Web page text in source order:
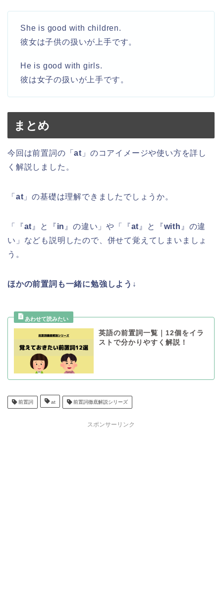
She is good with children.
彼女は子供の扱いが上手です。
He is good with girls.
彼は女子の扱いが上手です。
まとめ
今回は前置詞の「at 」のコアイメージや使い方を詳し
く解説しました。
「 at 」の基礎は理解できましたでしょうか。
「『at』と『in 』の違い」や「『at』と『with 』の違
い」なども説明したので、併せて覚えてしまいましょ
う。
ほかの前置詞も一緒に勉強しよう↓
英語の前置詞一覧｜12個をイラ
ストで分かりやすく解説！
前置詞 at 前置詞徹底解説シリーズ
スポンサーリンク